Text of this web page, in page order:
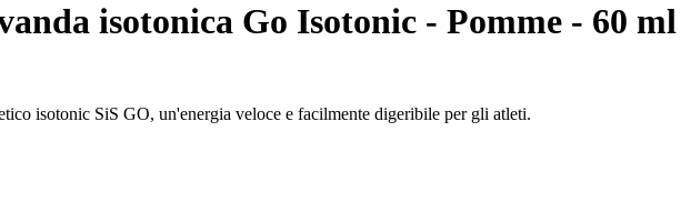
isotonica Go Isotonic - Pomme - 60 ml
isotonic SiS GO, un'energia veloce e facilmente digeribile per gli atleti.